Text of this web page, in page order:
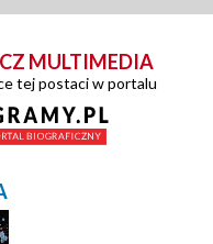
MULTIMEDIA
tej postaci w portalu